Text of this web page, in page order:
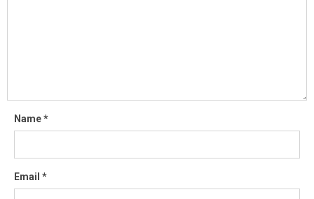
Name*
Email *